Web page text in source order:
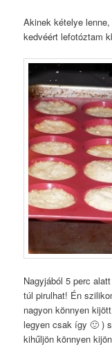
Akinek kételye
kedvéért lefotóztam
Nagyjából 5 perc
túl pirulhat! Én
nagyon könnyen
legyen csak így 🙂 )
kihűljön könnyen